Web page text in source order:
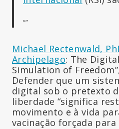
“”
Michael Rectenwald,
Archipelago: The
Simulation of
Defender que um
digital sob o pretexto
liberdade “significa
movimento e à vida
vacinação forçada